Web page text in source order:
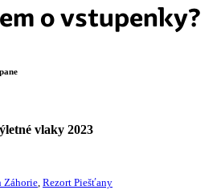
o vstupenky?
vlaky 2023
Záhorie Rezort Piešťany